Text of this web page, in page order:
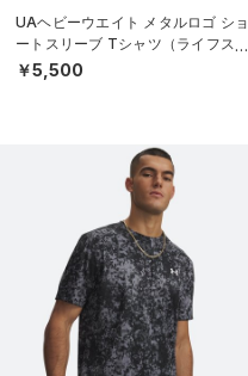
UAヘビーウエイト メタルロゴ ショ
ートスリーブ Tシャツ（ライフスタ
イル/MEN）
￥5,500